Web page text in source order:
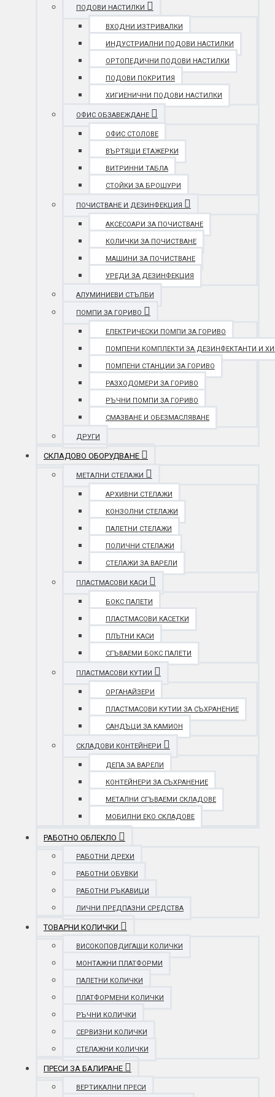
ПОДОВИ НАСТИЛКИ
ВХОДНИ ИЗТРИВАЛКИ
ИНДУСТРИАЛНИ ПОДОВИ НАСТИЛКИ
ОРТОПЕДИЧНИ ПОДОВИ НАСТИЛКИ
ПОДОВИ ПОКРИТИЯ
ХИГИЕНИЧНИ ПОДОВИ НАСТИЛКИ
ОФИС ОБЗАВЕЖДАНЕ
ОФИС СТОЛОВЕ
ВЪРТЯЩИ ЕТАЖЕРКИ
ВИТРИННИ ТАБЛА
СТОЙКИ ЗА БРОШУРИ
ПОЧИСТВАНЕ И ДЕЗИНФЕКЦИЯ
АКСЕСОАРИ ЗА ПОЧИСТВАНЕ
КОЛИЧКИ ЗА ПОЧИСТВАНЕ
МАШИНИ ЗА ПОЧИСТВАНЕ
УРЕДИ ЗА ДЕЗИНФЕКЦИЯ
АЛУМИНИЕВИ СТЪЛБИ
ПОМПИ ЗА ГОРИВО
ЕЛЕКТРИЧЕСКИ ПОМПИ ЗА ГОРИВО
ПОМПЕНИ КОМПЛЕКТИ ЗА ДЕЗИНФЕКТАНТИ И
ПОМПЕНИ СТАНЦИИ ЗА ГОРИВО
РАЗХОДОМЕРИ ЗА ГОРИВО
РЪЧНИ ПОМПИ ЗА ГОРИВО
СМАЗВАНЕ И ОБЕЗМАСЛЯВАНЕ
ДРУГИ
СКЛАДОВО ОБОРУДВАНЕ
МЕТАЛНИ СТЕЛАЖИ
АРХИВНИ СТЕЛАЖИ
КОНЗОЛНИ СТЕЛАЖИ
ПАЛЕТНИ СТЕЛАЖИ
ПОЛИЧНИ СТЕЛАЖИ
СТЕЛАЖИ ЗА ВАРЕЛИ
ПЛАСТМАСОВИ КАСИ
БОКС ПАЛЕТИ
ПЛАСТМАСОВИ КАСЕТКИ
ПЛЪТНИ КАСИ
СГЪВАЕМИ БОКС ПАЛЕТИ
ПЛАСТМАСОВИ КУТИИ
ОРГАНАЙЗЕРИ
ПЛАСТМАСОВИ КУТИИ ЗА СЪХРАНЕНИЕ
САНДЪЦИ ЗА КАМИОН
СКЛАДОВИ КОНТЕЙНЕРИ
ДЕПА ЗА ВАРЕЛИ
КОНТЕЙНЕРИ ЗА СЪХРАНЕНИЕ
МЕТАЛНИ СГЪВАЕМИ СКЛАДОВЕ
МОБИЛНИ ЕКО СКЛАДОВЕ
РАБОТНО ОБЛЕКЛО
РАБОТНИ ДРЕХИ
РАБОТНИ ОБУВКИ
РАБОТНИ РЪКАВИЦИ
ЛИЧНИ ПРЕДПАЗНИ СРЕДСТВА
ТОВАРНИ КОЛИЧКИ
ВИСОКОПОВДИГАЩИ КОЛИЧКИ
МОНТАЖНИ ПЛАТФОРМИ
ПАЛЕТНИ КОЛИЧКИ
ПЛАТФОРМЕНИ КОЛИЧКИ
РЪЧНИ КОЛИЧКИ
СЕРВИЗНИ КОЛИЧКИ
СТЕЛАЖНИ КОЛИЧКИ
ПРЕСИ ЗА БАЛИРАНЕ
ВЕРТИКАЛНИ ПРЕСИ